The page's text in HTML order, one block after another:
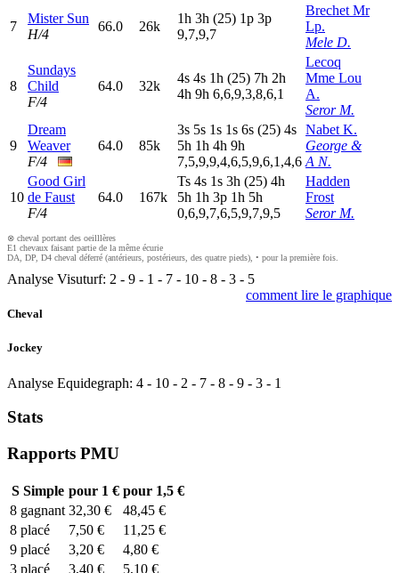
7
Mister Sun
H/4
66.0 26k
1h 3h (25) 1p 3p
9,7,9,7
Brechet Mr
Lp.
Mele D.
8
Sundays
Child
F/4
64.0 32k
4s 4s 1h (25) 7h 2h
4h 9h 6,6,9,3,8,6,1
Lecoq
Mme Lou
A.
Seror M.
9
Dream
Weaver
F/4
64.0 85k
3s 5s 1s 1s 6s (25) 4s
5h 1h 4h 9h
7,5,9,9,4,6,5,9,6,1,4,6
Nabet K.
George &
A N.
10
Good Girl
de Faust
F/4
64.0 167k
Ts 4s 1s 3h (25) 4h
5h 1h 3p 1h 5h
0,6,9,7,6,5,9,7,9,5
Hadden
Frost
Seror M.
⊗ cheval portant des oeilllères
E1 chevaux faisant partie de la même écurie
DA, DP, D4 cheval déferré (antérieurs, postérieurs, des quatre pieds), • pour la première fois.
Analyse Visuturf: 2 - 9 - 1 - 7 - 10 - 8 - 3 - 5
comment lire le graphique
Cheval
Jockey
Analyse Equidegraph: 4 - 10 - 2 - 7 - 8 - 9 - 3 - 1
Stats
Rapports PMU
SSimple pour 1 € pour 1,5 €
8 gagnant 32,30 €
48,45 €
8 placé 7,50 €
11,25 €
9 placé 3,20 €
4,80 €
3 placé 3,40 € 5,10 €